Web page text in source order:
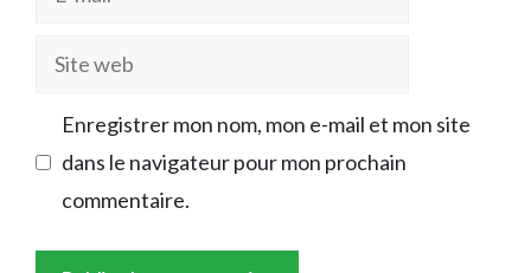
Site
Enregistrer mon nom, mon e-mail et mon site
dans le navigateur pour mon prochain
commentaire.